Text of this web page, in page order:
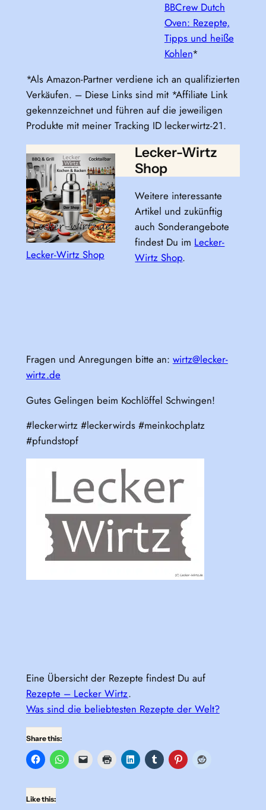
BBCrew Dutch
Oven: Rezepte,
Tipps und heiße
Kohlen*
*Als Amazon-Partner verdiene ich an qualifizierten
Verkäufen. – Diese Links sind mit *Affiliate Link
gekennzeichnet und führen auf die jeweiligen
Produkte mit meiner Tracking ID leckerwirtz-21.
Lecker-Wirtz Shop
Lecker-Wirtz
Shop
Weitere interessante
Artikel und zukünftig
auch Sonderangebote
findest Du im Lecker-
Wirtz Shop.
Fragen und Anregungen bitte an: wirtz@lecker-
wirtz.de
Gutes Gelingen beim Kochlöffel Schwingen!
#leckerwirtz #leckerwirds #meinkochplatz
#pfundstopf
Eine Übersicht der Rezepte findest Du auf
Rezepte – Lecker Wirtz.
Was sind die beliebtesten Rezepte der Welt?
Share this:
Like this: